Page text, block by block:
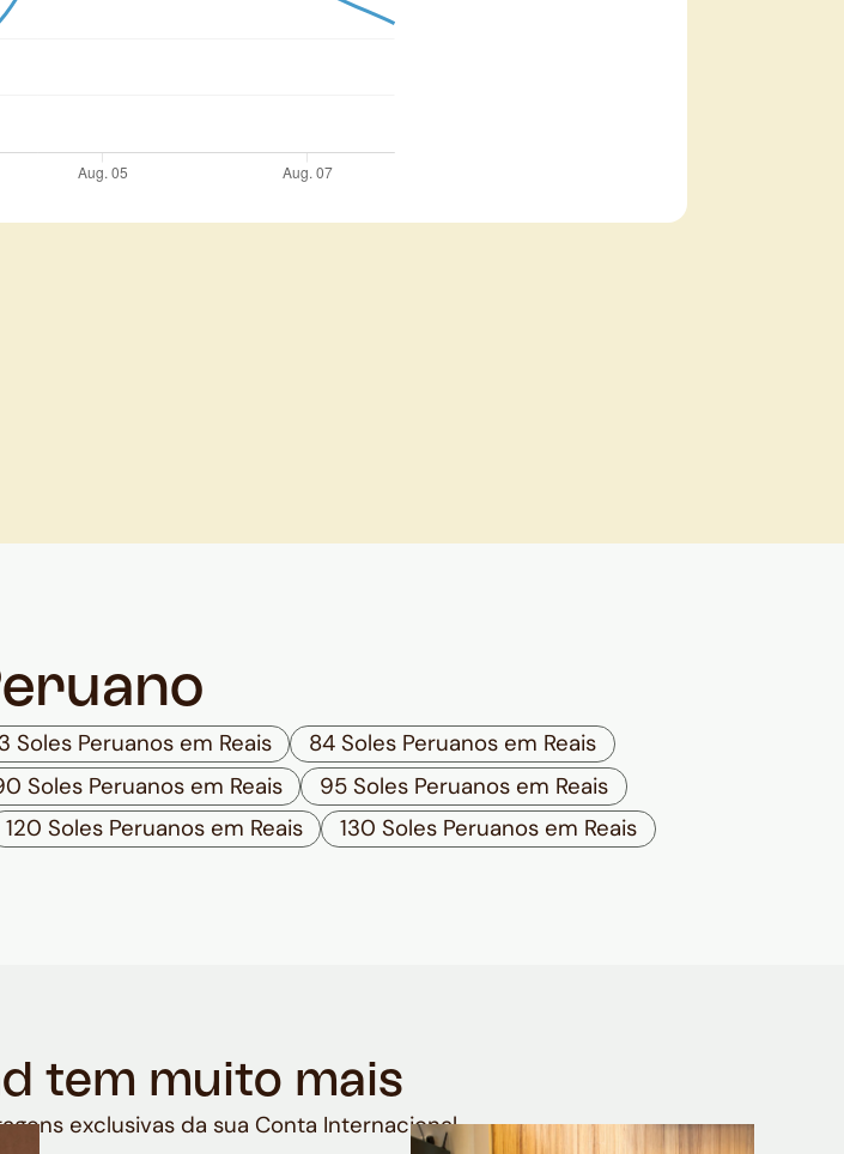
Soles Peruanos em Reais
84 Soles Peruanos em Reais
Soles Peruanos em Reais
95 Soles Peruanos em Reais
120 Soles Peruanos em Reais 130 Soles Peruanos em Reais
tem muito mais
exclusivas da sua Conta Internacional